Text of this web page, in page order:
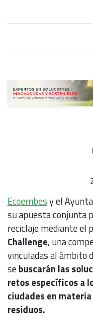
Ecoembesy el
su apuesta conjunta
reciclaje mediante el
Challenge, una
vinculadas al ámbito
sebuscarán las
retos específicos a
ciudades en
residuos.